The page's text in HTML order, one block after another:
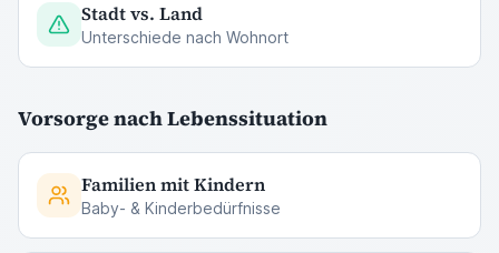
Stadt vs. Land
Unterschiede nach Wohnort
Vorsorge nach Lebenssituation
Familien mit Kindern
Baby- & Kinderbedürfnisse